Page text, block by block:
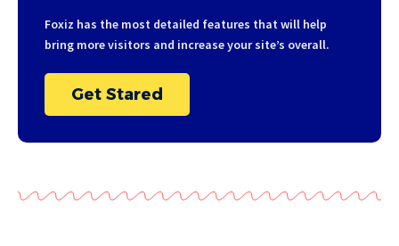
Foxiz has the most detailed features that will help
bring more visitors and increase your site’s overall.
Get Stared